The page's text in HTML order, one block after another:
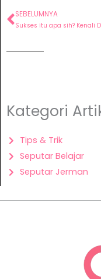
Prev
SEBELUMNYA
Kategori
Tips & Trik
Seputar Belajar
Seputar Jerman